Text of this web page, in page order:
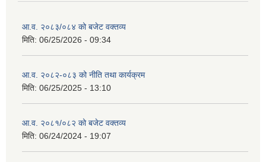
आ.व. २०८३/०८४ को बजेट वक्तव्य
मिति: 06/25/2026 - 09:34
आ.व. २०८२-०८३ को नीति तथा कार्यक्रम
मिति: 06/25/2025 - 13:10
आ.व. २०८१/०८२ को बजेट वक्तव्य
मिति: 06/24/2024 - 19:07